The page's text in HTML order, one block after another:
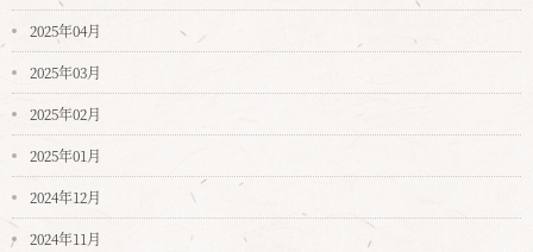
2025年04月
2025年03月
2025年02月
2025年01月
2024年12月
2024年11月